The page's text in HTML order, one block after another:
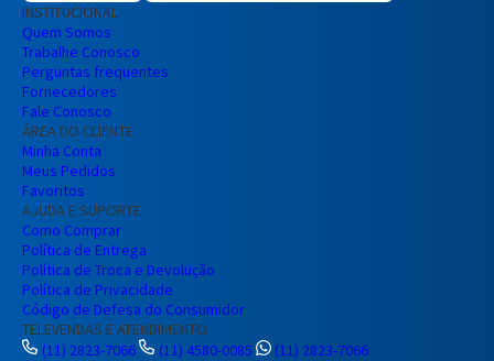
INSTITUCIONAL
Quem Somos
Trabalhe Conosco
Perguntas frequentes
Fornecedores
Fale Conosco
ÁREA DO CLIENTE
Minha Conta
Meus Pedidos
Favoritos
AJUDA E SUPORTE
Como Comprar
Política de Entrega
Política de Troca e Devolução
Política de Privacidade
Código de Defesa do Consumidor
TELEVENDAS E ATENDIMENTO
(11) 2823-7066
(11) 4580-0085
(11) 2823-7066